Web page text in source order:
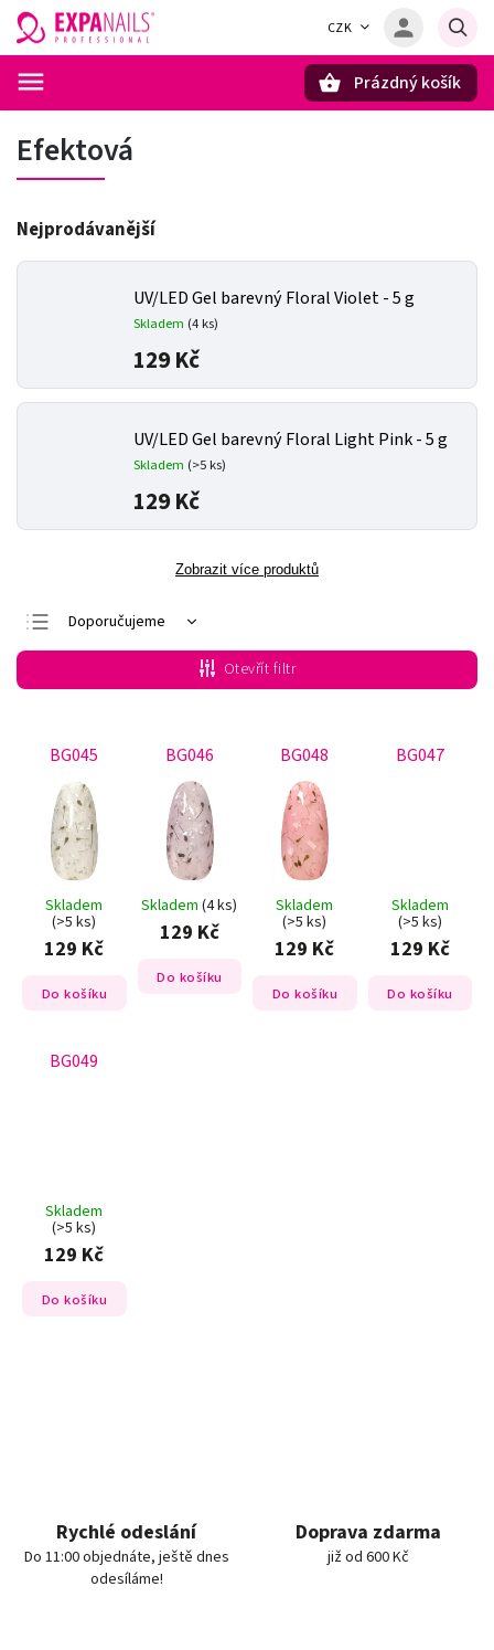
CZK
Prázdný košík
Efektová
Nejprodávanější
UV/LED Gel barevný Floral Violet - 5 g
Skladem (4 ks)
129 Kč
UV/LED Gel barevný Floral Light Pink - 5 g
Skladem (>5 ks)
129 Kč
Zobrazit více produktů
Doporučujeme
Nejlevnější
Nejdražší
Abecedně
Otevřít filtr
Skladem
(>5 ks)
129 Kč
Do košíku
BG045
Skladem(4 ks)
129 Kč
Do košíku
BG046
Skladem
(>5 ks)
129 Kč
Do košíku
BG048
Skladem
(>5 ks)
129 Kč
Do košíku
BG047
Skladem
(>5 ks)
129 Kč
Do košíku
BG049
Rychlé odeslání
Do 11:00 objednáte, ještě dnes
odesíláme!
Doprava zdarma
již od 600 Kč